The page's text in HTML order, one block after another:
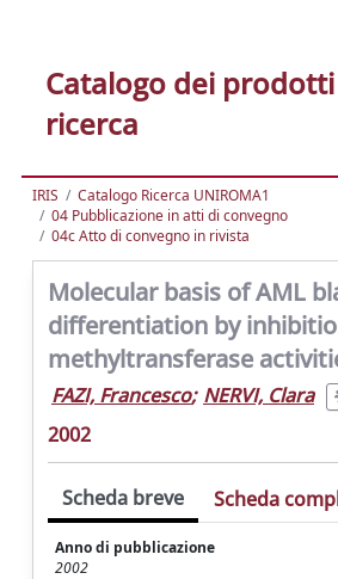
Catalogo dei
ricerca
IRIS
Catalogo Ricerca UNIROMA1
04 Pubblicazione in atti di convegno
04c Atto di convegno in rivista
Molecular basis of AML
differentiation by
methyltransferase
FAZI, Francesco; NERVI, Clara
2002
Scheda breve Scheda
Anno di pubblicazione
2002